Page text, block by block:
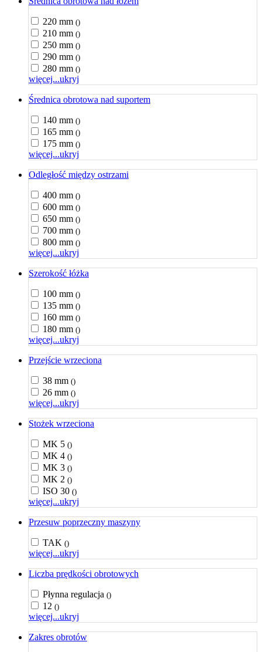
220 mm ()
210 mm ()
250 mm ()
290 mm ()
280 mm ()
więcej...ukryj
Średnica obrotowa nad suportem
140 mm ()
165 mm ()
175 mm ()
więcej...ukryj
Odległość między ostrzami
400 mm ()
600 mm ()
650 mm ()
700 mm ()
800 mm ()
więcej...ukryj
Szerokość łóżka
100 mm ()
135 mm ()
160 mm ()
180 mm ()
więcej...ukryj
Przejście wrzeciona
38 mm ()
26 mm ()
więcej...ukryj
Stożek wrzeciona
MK 5 ()
MK 4 ()
MK 3 ()
MK 2 ()
ISO 30 ()
więcej...ukryj
Przesuw poprzeczny maszyny
TAK ()
więcej...ukryj
Liczba prędkości obrotowych
Płynna regulacja ()
12 ()
więcej...ukryj
Zakres obrotów